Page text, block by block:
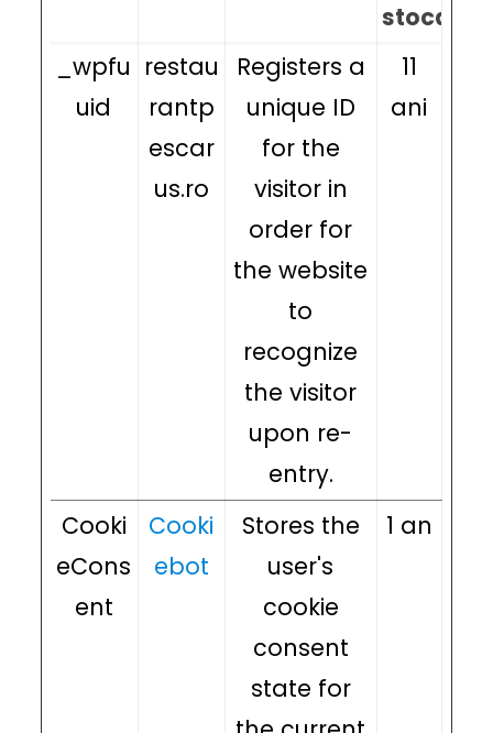
stocare
_wpfu
uid
restau
rantp
escar
us.ro
Registers a
unique ID
for the
visitor in
order for
the website
to
recognize
the visitor
upon re-
entry.
11
ani
Cooki
eCons
ent
Cooki
ebot
Stores the
user's
cookie
consent
state for
1 an